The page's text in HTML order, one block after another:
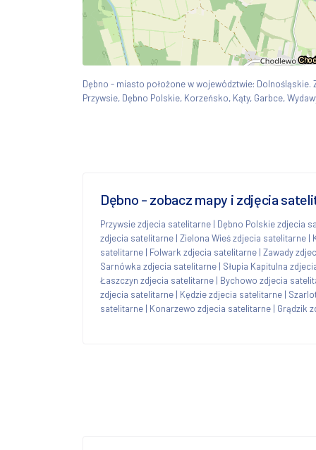
Dębno - miasto położone w województwie:
Przywsie, Dębno Polskie, Korzeńsko, Kąty, Garbce,
Dębno - zobacz mapy i zdjęcia
Przywsie zdjecia satelitarne | Dębno Polskie zdjecia
zdjecia satelitarne | Zielona Wieś zdjecia satelitarne |
satelitarne | Folwark zdjecia satelitarne | Zawady
Sarnówka zdjecia satelitarne | Słupia Kapitulna
Łaszczyn zdjecia satelitarne | Bychowo zdjecia
zdjecia satelitarne | Kędzie zdjecia satelitarne |
satelitarne | Konarzewo zdjecia satelitarne | Grądzik